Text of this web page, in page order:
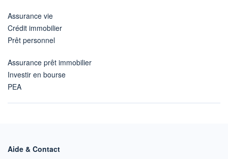
Assurance vie
Crédit immobilier
Prêt personnel
Assurance prêt immobilier
Investir en bourse
PEA
Aide & Contact